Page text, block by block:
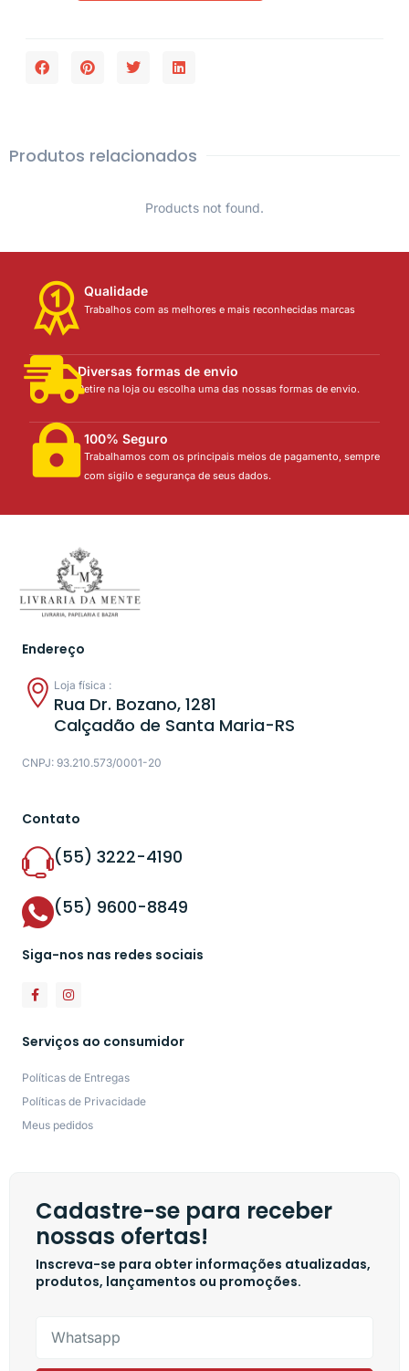
Produtos relacionados
Products not found.
Qualidade
Trabalhos com as melhores e mais reconhecidas marcas
Diversas formas de envio
Retire na loja ou escolha uma das nossas formas de envio.
100% Seguro
Trabalhamos com os principais meios de pagamento, sempre
com sigilo e segurança de seus dados.
Endereço
Loja física :
Rua Dr. Bozano, 1281
Calçadão de Santa Maria-RS
CNPJ: 93.210.573/0001-20
Contato
(55) 3222-4190
(55) 9600-8849
Siga-nos nas redes sociais
Serviços ao consumidor
Políticas de Entregas
Políticas de Privacidade
Meus pedidos
Cadastre-se para receber
nossas ofertas!
Inscreva-se para obter informações atualizadas,
produtos, lançamentos ou promoções.